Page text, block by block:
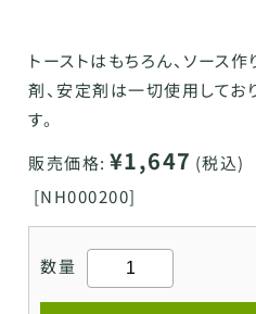
トーストはもちろん、ソース
剤、安定剤は一切使用してお
す。
販売価格: ¥1,647 (税込)
[NH000200]
数量